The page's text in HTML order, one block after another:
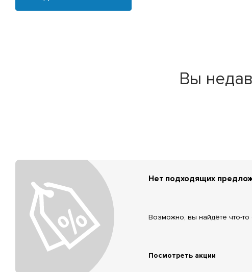
Вы
Нет подходящих
Возможно, вы найдёте что-то
Посмотреть акции